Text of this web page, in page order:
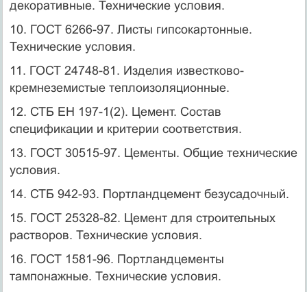
декоративные. Технические условия.
10. ГОСТ 6266-97. Листы гипсокартонные.
Технические условия.
11. ГОСТ 24748-81. Изделия известково-
кремнеземистые теплоизоляционные.
12. СТБ ЕН 197-1(2). Цемент. Состав
спецификации и критерии соответствия.
13. ГОСТ 30515-97. Цементы. Общие технические
условия.
14. СТБ 942-93. Портландцемент безусадочный.
15. ГОСТ 25328-82. Цемент для строительных
растворов. Технические условия.
16. ГОСТ 1581-96. Портландцементы
тампонажные. Технические условия.